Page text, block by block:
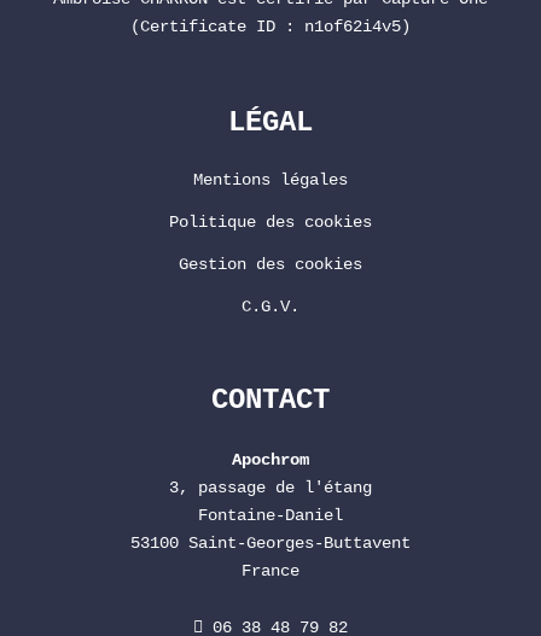
(Certificate ID : n1of62i4v5)
LÉGAL
Mentions légales
Politique des cookies
Gestion des cookies
C.G.V.
CONTACT
Apochrom
3, passage de l'étang
Fontaine-Daniel
53100 Saint-Georges-Buttavent
France
06 38 48 79 82